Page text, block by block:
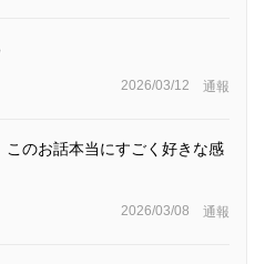
2026/03/12 通報
このお話本当にすごく好きな感
2026/03/08 通報